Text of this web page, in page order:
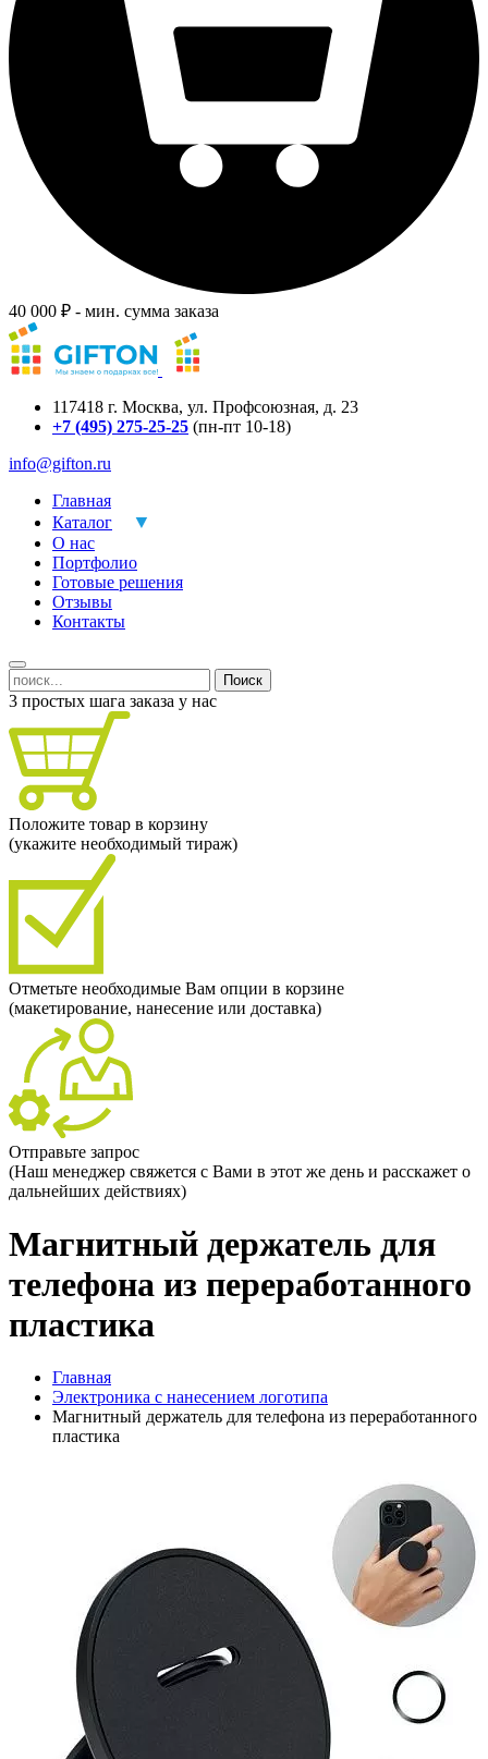
40 000 ₽ - мин. сумма заказа
117418 г. Москва, ул. Профсоюзная, д. 23
+7 (495) 275-25-25 (пн-пт 10-18)
info@gifton.ru
Главная
Каталог
О нас
Портфолио
Готовые решения
Отзывы
Контакты
Поиск
3 простых шага заказа у нас
Положите товар в корзину
(укажите необходимый тираж)
Отметьте необходимые Вам опции в корзине
(макетирование, нанесение или доставка)
Отправьте запрос
(Наш менеджер свяжется с Вами в этот же день и расскажет о
дальнейших действиях)
Магнитный держатель для
телефона из переработанного
пластика
Главная
Электроника с нанесением логотипа
Магнитный держатель для телефона из переработанного
пластика